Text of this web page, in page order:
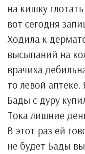
на кишку
вот сегодня
Ходила к
высыпаний на
врачиха
то левой
Бады с дуру
Тока лишние
В этот раз ей
не будет Бады